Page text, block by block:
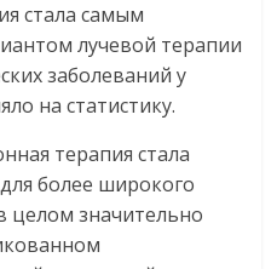
стала самым
лучевой терапии
заболеваний у
на статистику.
терапия стала
более широкого
целом значительно